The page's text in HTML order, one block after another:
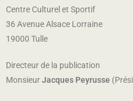
Centre Culturel et Sportif
36 Avenue Alsace Lorraine
19000 Tulle
Directeur de la publication
MonsieurJacques Peyrusse